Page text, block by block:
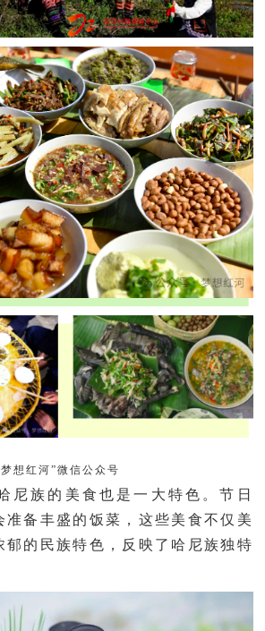
想红河”微信公众号
尼族的美食也是一大特色。节日
准备丰盛的饭菜，这些美食不仅美
郁的民族特色，反映了哈尼族独特